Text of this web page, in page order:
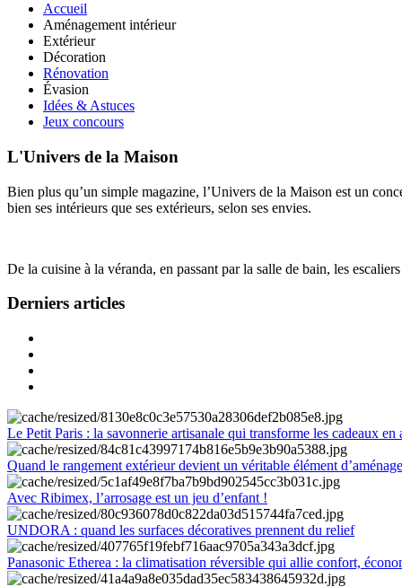
Accueil
Aménagement intérieur
Extérieur
Décoration
Rénovation
Évasion
Idées & Astuces
Jeux concours
L'Univers de la Maison
Bien plus qu’un simple magazine, l’Univers de la Maison est un
bien ses intérieurs que ses extérieurs, selon ses envies.
De la cuisine à la véranda, en passant par la salle de bain, les
Derniers articles
Le Petit Paris : la savonnerie artisanale qui transforme les cadeaux en
Quand le rangement extérieur devient un véritable élément
Avec Ribimex, l’arrosage est un jeu d’enfant !
UNDORA : quand les surfaces décoratives prennent du relief
Panasonic Etherea : la climatisation réversible qui allie confort,